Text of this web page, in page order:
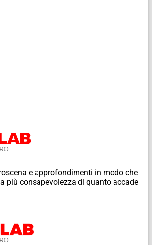
e approfondimenti in modo che
più consapevolezza di quanto accade